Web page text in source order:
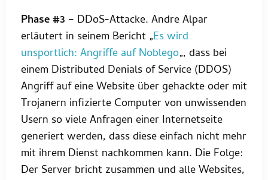
Phase #3 – DDoS-Attacke. Andre Alpar
erläutert in seinem Bericht „Es wird
unsportlich: Angriffe auf Noblego„, dass bei
einem Distributed Denials of Service (DDOS)
Angriff auf eine Website über gehackte oder mit
Trojanern infizierte Computer von unwissenden
Usern so viele Anfragen einer Internetseite
generiert werden, dass diese einfach nicht mehr
mit ihrem Dienst nachkommen kann. Die Folge:
Der Server bricht zusammen und alle Websites,